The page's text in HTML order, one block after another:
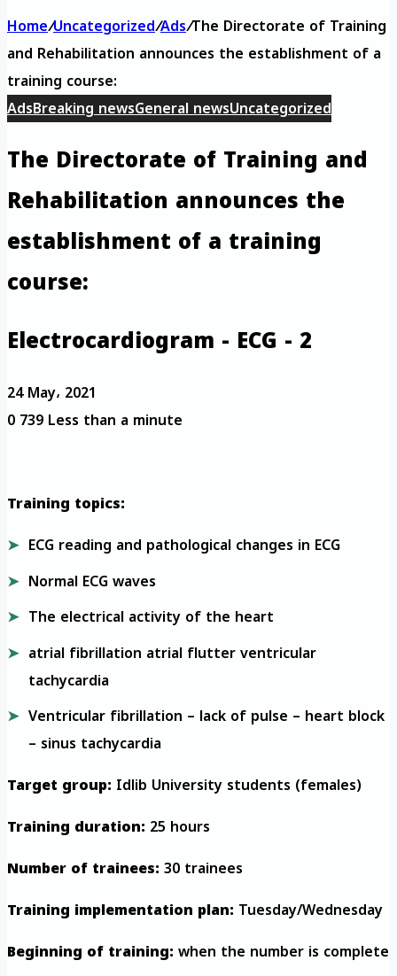
Home/Uncategorized/Ads/The Directorate of Training
and Rehabilitation announces the establishment of a
training course:
AdsBreaking newsGeneral newsUncategorized
The Directorate of Training and
Rehabilitation announces the
establishment of a training
course:
Electrocardiogram - ECG - 2
24 May، 2021
0739Less than a minute
Training topics:
ECG reading and pathological changes in ECG
Normal ECG waves
The electrical activity of the heart
atrial fibrillation atrial flutter ventricular
tachycardia
Ventricular fibrillation – lack of pulse – heart block
– sinus tachycardia
Target group: Idlib University students (females)
Training duration: 25 hours
Number of trainees:30 trainees
Training implementation plan: Tuesday/Wednesday
Beginning of training:when the number is complete